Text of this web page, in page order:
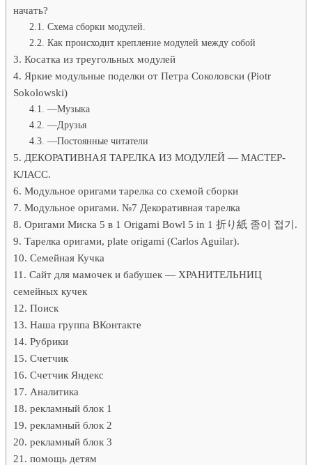
начать?
Схема сборки модулей.
Как происходит крепление модулей между собой
Косатка из треугольных модулей
Яркие модульные поделки от Петра Соколовски (Piotr
Sokolowski)
—Музыка
—Друзья
—Постоянные читатели
ДЕКОРАТИВНАЯ ТАРЕЛКА ИЗ МОДУЛЕЙ — МАСТЕР-
КЛАСС.
Модульное оригами тарелка со схемой сборки
Модульное оригами. №7 Декоративная тарелка
Оригами Миска 5 в 1 Origami Bowl 5 in 1 折り紙 종이 접기.
Тарелка оригами, plate origami (Carlos Aguilar).
Семейная Кучка
Сайт для мамочек и бабушек — ХРАНИТЕЛЬНИЦ
семейных кучек
Поиск
Наша группа ВКонтакте
Рубрики
Счетчик
Счетчик Яндекс
Аналитика
рекламный блок 1
рекламный блок 2
рекламный блок 3
помощь детям